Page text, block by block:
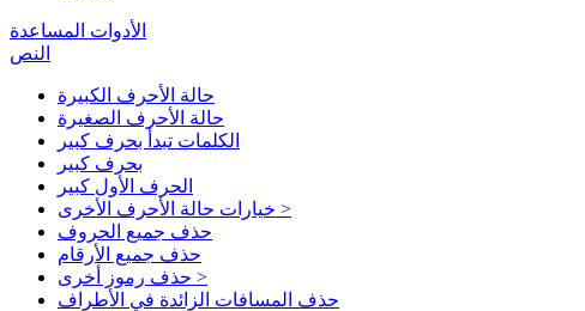
الأدوات المساعدة
النص
حالة الأحرف الكبيرة
حالة الأحرف الصغيرة
الكلمات تبدأ بحرف كبير
بحرف كبير
الحرف الأول كبير
خيارات حالة الأحرف الأخرى >
حذف جميع الحروف
حذف جميع الأرقام
حذف رموز أخرى >
حذف المسافات الزائدة في الأطراف